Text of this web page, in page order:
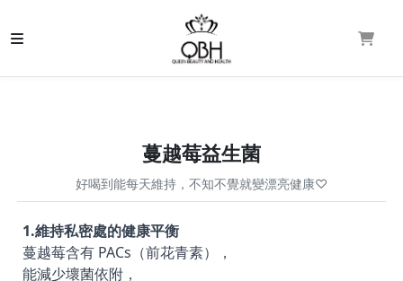
蔓越莓益生菌
好喝到能每天維持，不知不覺就變漂亮健康♡
1.維持私密處的健康平衡
蔓越莓含有 PACs（前花青素），
能減少壞菌依附，